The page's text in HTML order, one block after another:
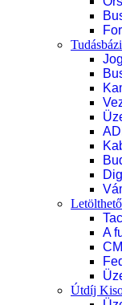
A
Útdíj